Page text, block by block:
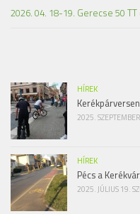
2026. 04. 18-19. Gerecse 50
HÍREK
2025.
HÍREK
Pécs a
2025. JÚLIUS 19.